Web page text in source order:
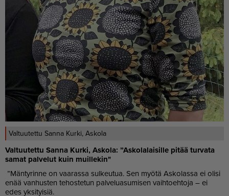
Valtuutettu Sanna Kurki, Askola
Val­tuu­tet­tu San­na Kur­ki, As­ko­la: ”As­ko­la­lai­sil­le pi­tää tur­va­ta
sa­mat pal­ve­lut kuin muil­le­kin"
”Män­ty­rin­ne on vaa­ras­sa sul­keu­tua. Sen myö­tä As­ko­las­sa ei oli­si
enää van­hus­ten te­hos­te­tun pal­ve­lu­a­su­mi­sen vaih­to­eh­to­ja – ei
edes yk­si­tyi­siä.